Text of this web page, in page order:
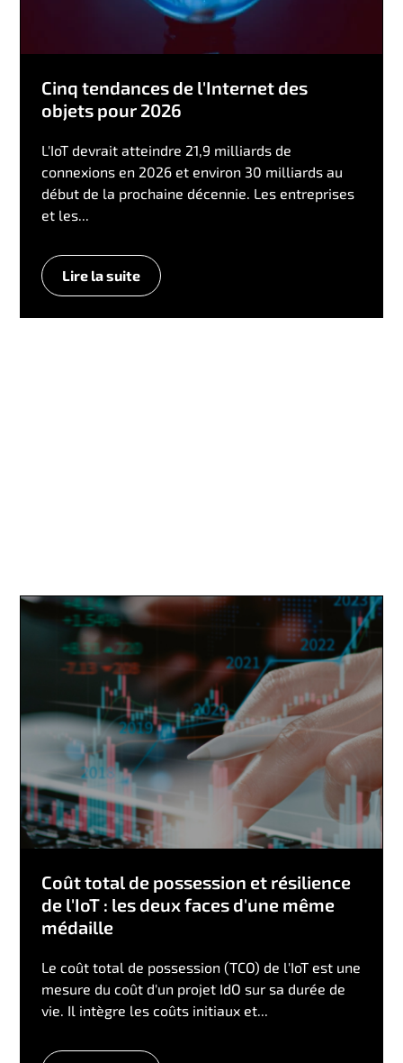
Cinq tendances de l'Internet des
objets pour 2026
L'IoT devrait atteindre 21,9 milliards de
connexions en 2026 et environ 30 milliards au
début de la prochaine décennie. Les entreprises
et les...
Lire la suite
Coût total de possession et résilience
de l'IoT : les deux faces d'une même
médaille
Le coût total de possession (TCO) de l'IoT est une
mesure du coût d'un projet IdO sur sa durée de
vie. Il intègre les coûts initiaux et...